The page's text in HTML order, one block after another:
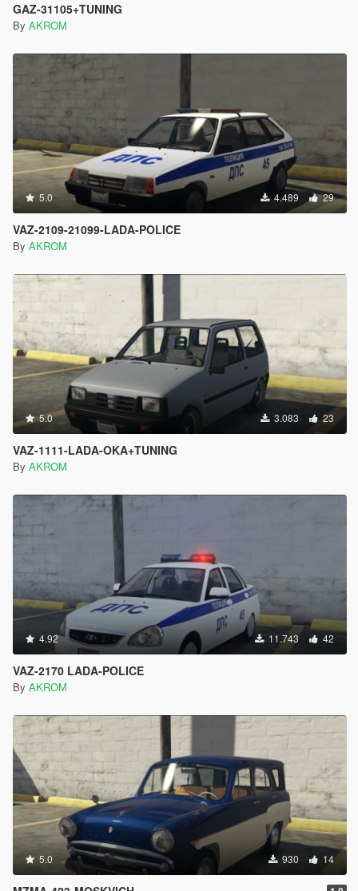
GAZ-31105+TUNING
By AKROM
5.0 4.489 29
VAZ-2109-21099-LADA-POLICE
By AKROM
5.0 3.083 23
VAZ-1111-LADA-OKA+TUNING
By AKROM
4.92 11.743 42
VAZ-2170 LADA-POLICE
By AKROM
5.0 930 14